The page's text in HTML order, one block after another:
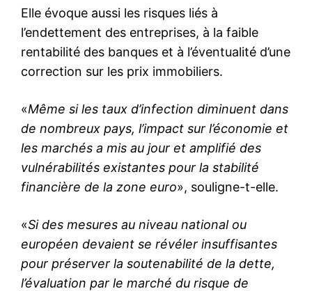
Elle évoque aussi les risques liés à
l’endettement des entreprises, à la faible
rentabilité des banques et à l’éventualité d’une
correction sur les prix immobiliers.
«Même si les taux d’infection diminuent dans
de nombreux pays, l’impact sur l’économie et
les marchés a mis au jour et amplifié des
vulnérabilités existantes pour la stabilité
financière de la zone euro», souligne-t-elle.
«Si des mesures au niveau national ou
européen devaient se révéler insuffisantes
pour préserver la soutenabilité de la dette,
l’évaluation par le marché du risque de